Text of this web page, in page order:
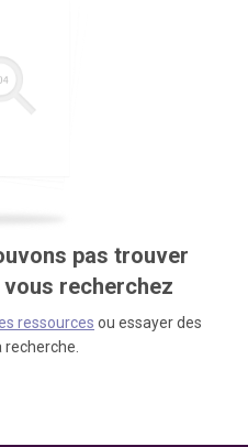
pas trouver
recherchez
ressources ou essayer des